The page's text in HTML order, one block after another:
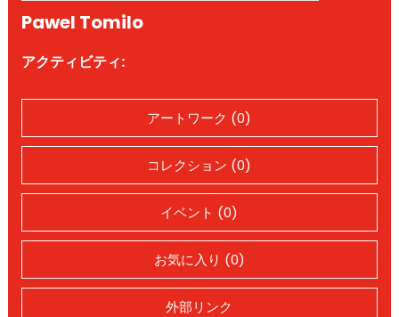
Pawel Tomilo
アクティビティ:
アートワーク (0)
コレクション (0)
イベント (0)
お気に入り (0)
外部リンク